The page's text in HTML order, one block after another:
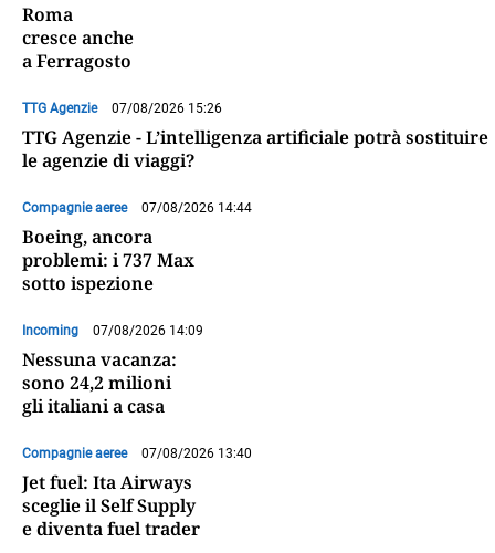
Roma
cresce anche
a Ferragosto
TTG Agenzie 07/08/2026 15:26
TTG Agenzie - L’intelligenza artificiale potrà sostituire
le agenzie di viaggi?
Compagnie aeree 07/08/2026 14:44
Boeing, ancora
problemi: i 737 Max
sotto ispezione
Incoming 07/08/2026 14:09
Nessuna vacanza:
sono 24,2 milioni
gli italiani a casa
Compagnie aeree 07/08/2026 13:40
Jet fuel: Ita Airways
sceglie il Self Supply
e diventa fuel trader